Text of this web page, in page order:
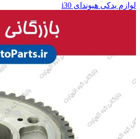
لوازم یدکی هیوندای i30